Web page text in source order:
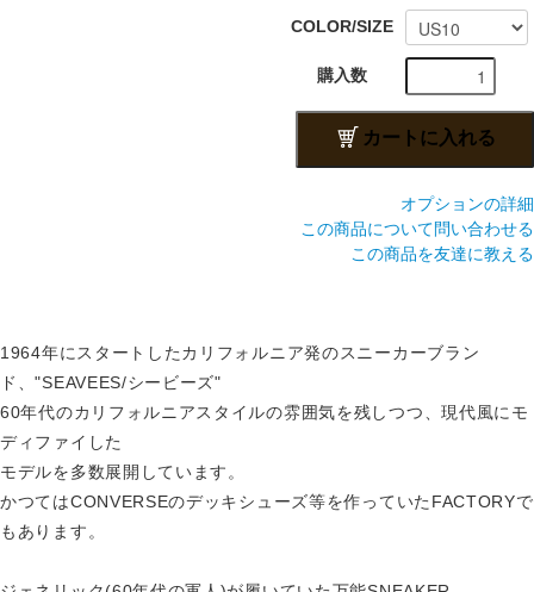
COLOR/SIZE
購入数
カートに入れる
オプションの詳細
この商品について問い合わせる
この商品を友達に教える
1964年にスタートしたカリフォルニア発のスニーカーブラン
ド、"SEAVEES/シービーズ"
60年代のカリフォルニアスタイルの雰囲気を残しつつ、現代風にモ
ディファイした
モデルを多数展開しています。
かつてはCONVERSEのデッキシューズ等を作っていたFACTORYで
もあります。